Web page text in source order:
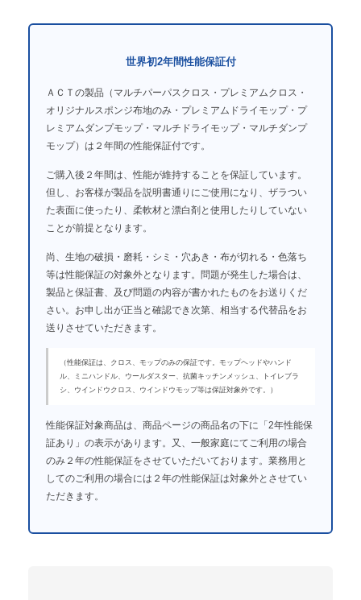
世界初2年間性能保証付
ＡＣＴの製品（マルチパーパスクロス・プレミアムクロス・
オリジナルスポンジ布地のみ・プレミアムドライモップ・プ
レミアムダンプモップ・マルチドライモップ・マルチダンプ
モップ）は２年間の性能保証付です。
ご購入後２年間は、性能が維持することを保証しています。
但し、お客様が製品を説明書通りにご使用になり、ザラつい
た表面に使ったり、柔軟材と漂白剤と使用したりしていない
ことが前提となります。
尚、生地の破損・磨耗・シミ・穴あき・布が切れる・色落ち
等は性能保証の対象外となります。問題が発生した場合は、
製品と保証書、及び問題の内容が書かれたものをお送りくだ
さい。お申し出が正当と確認でき次第、相当する代替品をお
送りさせていただきます。
（性能保証は、クロス、モップのみの保証です。モップヘッドやハンド
ル、ミニハンドル、ウールダスター、抗菌キッチンメッシュ、トイレブラ
シ、ウインドウクロス、ウインドウモップ等は保証対象外です。）
性能保証対象商品は、商品ページの商品名の下に「2年性能保
証あり」の表示があります。又、一般家庭にてご利用の場合
のみ２年の性能保証をさせていただいております。業務用と
してのご利用の場合には２年の性能保証は対象外とさせてい
ただきます。